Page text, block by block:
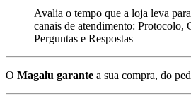
Avalia o tempo que a loja leva
canais de atendimento: Protocolo,
Perguntas e Respostas
O Magalu garante a sua compra, do